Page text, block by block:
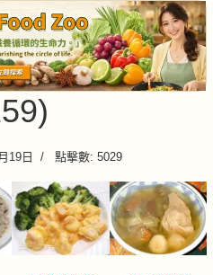
19日 點擊數: 5029